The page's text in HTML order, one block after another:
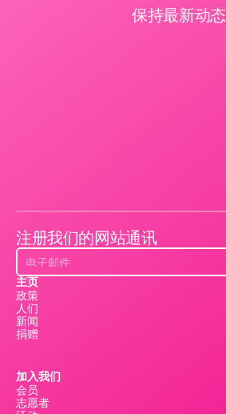
保持最新动态
注册我们的网站通讯
主页
政策
人们
新闻
捐赠
加入我们
会员
志愿者